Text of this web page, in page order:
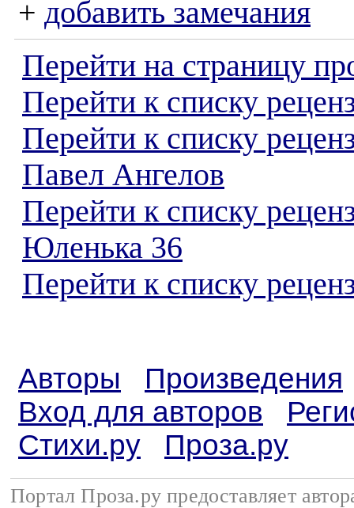
+ добавить замечания
Перейти на страницу
Перейти к списку
Перейти к списку
Павел Ангелов
Перейти к списку
Юленька 36
Перейти к списку
Авторы
Произведения
Вход для авторов
Стихи.ру
Проза.ру
Портал Проза.ру предоставляет